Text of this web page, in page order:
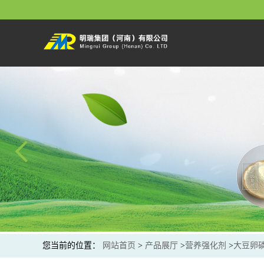
您当前的位置： 网站首页 > 产品展厅 >营养强化剂 >大豆卵